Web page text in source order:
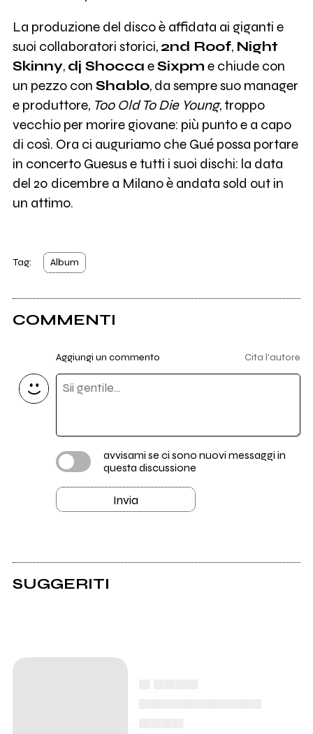
La produzione del disco è affidata ai giganti e
suoi collaboratori storici, 2nd Roof, Night
Skinny, dj Shocca eSixpm e chiude con
un pezzo con Shablo, da sempre suo manager
e produttore, Too Old To Die Young, troppo
vecchio per morire giovane: più punto e a capo
di così. Ora ci auguriamo che Gué possa portare
in concerto Guesus e tutti i suoi dischi: la data
del 20 dicembre a Milano è andata sold out in
un attimo.
Tag: Album
COMMENTI
Aggiungi un commento Cita l'autore
avvisami se ci sono nuovi messaggi in
questa discussione
Invia
SUGGERITI